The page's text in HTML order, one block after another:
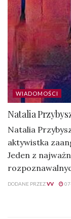
WIADOMOŚCI
Natalia
Natalia
aktywistka
Jeden z
DODANE PRZEZVV